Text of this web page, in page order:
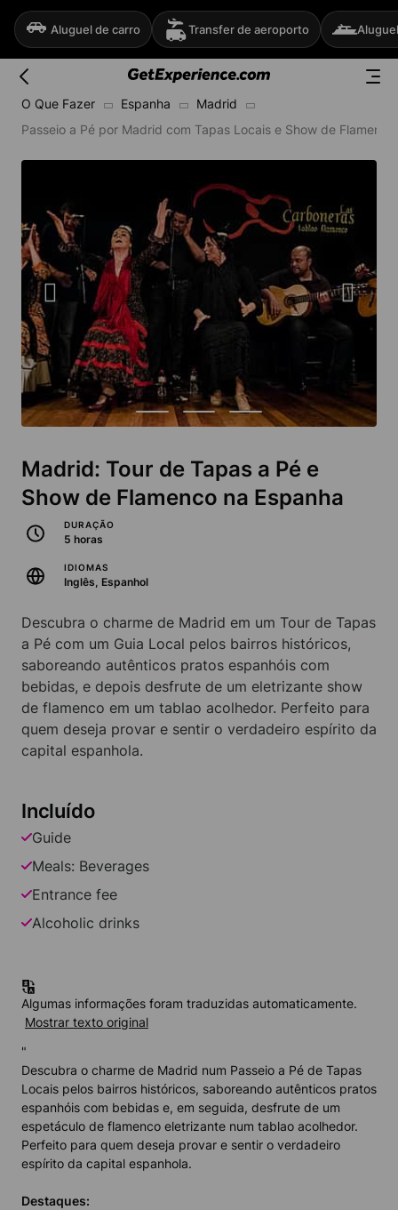
Aluguel de carro Transfer de aeroporto
O Que Fazer Espanha
Madrid
Passeio a Pé por Madrid com Tapas Locais e Show de Flamenco.
Madrid: Tour de Tapas a Pé e
Show de Flamenco na Espanha
DURAÇÃO
5 horas
IDIOMAS
Inglês, Espanhol
Descubra o charme de Madrid em um Tour de Tapas
a Pé com um Guia Local pelos bairros históricos,
saboreando autênticos pratos espanhóis com
bebidas, e depois desfrute de um eletrizante show
de flamenco em um tablao acolhedor. Perfeito para
quem deseja provar e sentir o verdadeiro espírito da
capital espanhola.
Incluído
Guide
Meals: Beverages
Entrance fee
Alcoholic drinks
Algumas informações foram traduzidas automaticamente.
Mostrar texto original
"
Descubra o charme de Madrid num Passeio a Pé de Tapas
Locais pelos bairros históricos, saboreando autênticos pratos
espanhóis com bebidas e, em seguida, desfrute de um
espetáculo de flamenco eletrizante num tablao acolhedor.
Perfeito para quem deseja provar e sentir o verdadeiro
espírito da capital espanhola.
Destaques: